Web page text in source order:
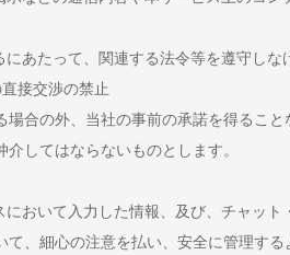
あたって、関連する法令等を遵守しな
接交渉の禁止
場合の外、当社の事前の承諾を得るこ
してはならないものとします。
おいて入力した情報、及び、チャッ
、細心の注意を払い、安全に管理する